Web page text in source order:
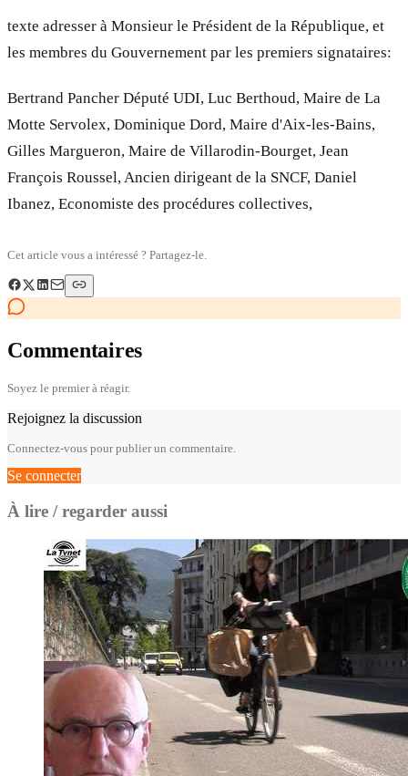
texte adresser à Monsieur le Président de la République, et
les membres du Gouvernement par les premiers signataires:
Bertrand Pancher Député UDI, Luc Berthoud, Maire de La
Motte Servolex, Dominique Dord, Maire d'Aix-les-Bains,
Gilles Margueron, Maire de Villarodin-Bourget, Jean
François Roussel, Ancien dirigeant de la SNCF, Daniel
Ibanez, Economiste des procédures collectives,
Cet article vous a intéressé ? Partagez-le.
Commentaires
Soyez le premier à réagir.
Rejoignez la discussion
Connectez-vous pour publier un commentaire.
Se connecter
À lire / regarder aussi